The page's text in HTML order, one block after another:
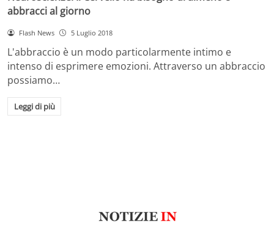
abbracci al giorno
Flash News 5 Luglio 2018
L'abbraccio è un modo particolarmente intimo e
intenso di esprimere emozioni. Attraverso un abbraccio
possiamo…
Leggi di più